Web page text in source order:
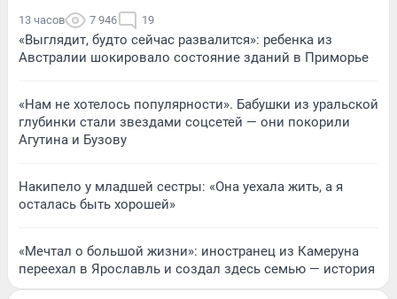
13 часов 7 946 19
«Выглядит, будто сейчас развалится»: ребенка из
Австралии шокировало состояние зданий в Приморье
«Нам не хотелось популярности». Бабушки из уральской
глубинки стали звездами соцсетей — они покорили
Агутина и Бузову
Накипело у младшей сестры: «Она уехала жить, а я
осталась быть хорошей»
«Мечтал о большой жизни»: иностранец из Камеруна
переехал в Ярославль и создал здесь семью — история